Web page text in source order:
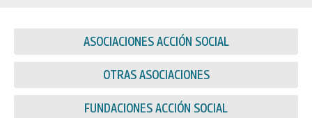
ASOCIACIONES ACCIÓN SOCIAL
OTRAS ASOCIACIONES
FUNDACIONES ACCIÓN SOCIAL